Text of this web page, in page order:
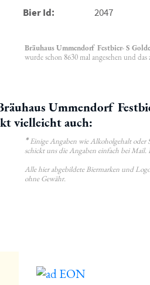
Bier Id: 2047
Bräuhaus Ummendorf Festbier- S
wurde schon 8630 mal angesehen und
Ummendorf
vielleicht auch:
*Einige Angaben wie Alkoholgehalt
schickt uns die Angaben einfach bei Mail.
Alle hier abgebildete Biermarken und
ohne Gewähr.